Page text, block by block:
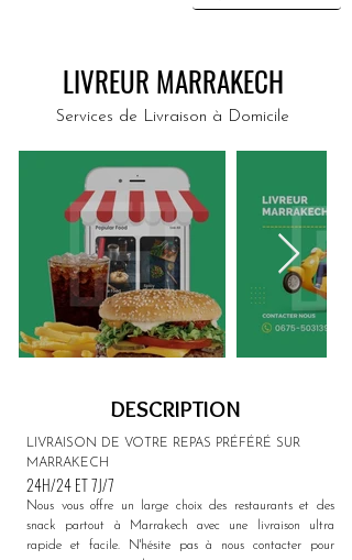
LIVREUR MARRAKECH
Services de Livraison à Domicile
DESCRIPTION
LIVRAISON DE VOTRE REPAS PRÉFÉRÉ SUR
MARRAKECH
24H/24 ET 7J/7
Nous vous offre un large choix des restaurants et des
snack partout à Marrakech avec une livraison ultra
rapide et facile.
N'hésite pas à nous contacter pour